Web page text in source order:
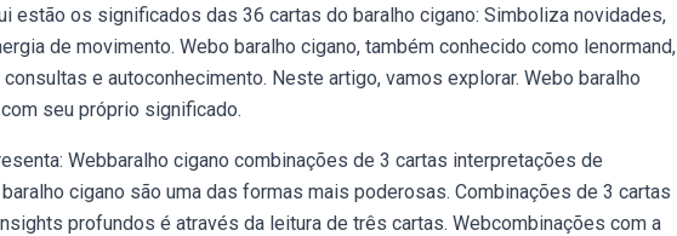
estão os significados das 36 cartas do baralho cigano: Simboliza novidades,
de movimento. Webo baralho cigano, também conhecido como lenormand,
e autoconhecimento. Neste artigo, vamos explorar. Webo baralho
seu próprio significado.
Webbaralho cigano combinações de 3 cartas interpretações de
cigano são uma das formas mais poderosas. Combinações de 3 cartas
profundos é através da leitura de três cartas. Webcombinações com a